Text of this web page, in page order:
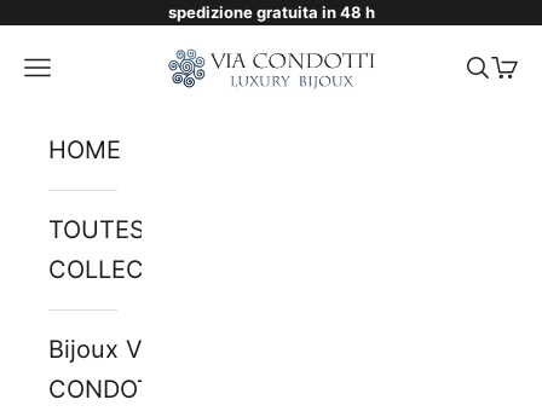
Passer au contenuspedizione gratuita in 48 h
Via Condotti Store
Menu
HOME
TOUTES LES
COLLECTIONS
Bijoux VIA
CONDOTTI